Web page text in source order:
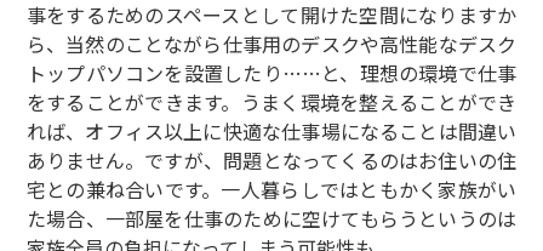
事をするためのスペースとして開けた空間になりますか
ら、当然のことながら仕事用のデスクや高性能なデスク
トップパソコンを設置したり……と、理想の環境で仕事
をすることができます。うまく環境を整えることができ
れば、オフィス以上に快適な仕事場になることは間違い
ありません。ですが、問題となってくるのはお住いの住
宅との兼ね合いです。一人暮らしではともかく家族がい
た場合、一部屋を仕事のために空けてもらうというのは